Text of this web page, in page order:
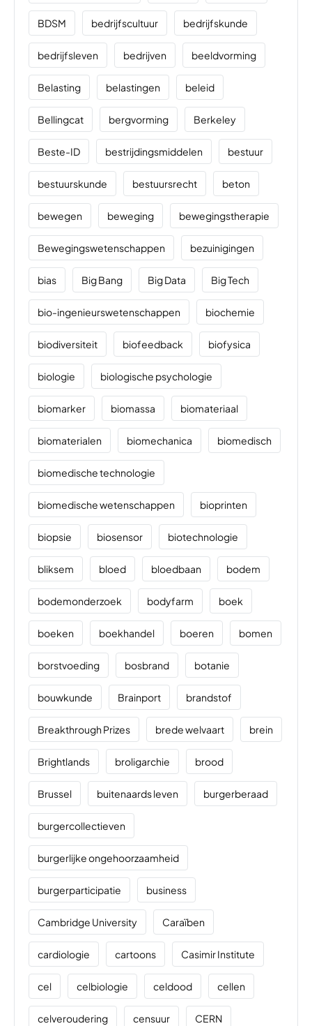
BDSM bedrijfscultuur bedrijfskunde
bedrijfsleven bedrijven beeldvorming
Belasting belastingen beleid
Bellingcat bergvorming Berkeley
Beste-ID bestrijdingsmiddelen bestuur
bestuurskunde bestuursrecht beton
bewegen beweging bewegingstherapie
Bewegingswetenschappen bezuinigingen
bias Big Bang Big Data Big Tech
bio-ingenieurswetenschappen biochemie
biodiversiteit biofeedback biofysica
biologie biologische psychologie
biomarker biomassa biomateriaal
biomaterialen biomechanica biomedisch
biomedische technologie
biomedische wetenschappen bioprinten
biopsie biosensor biotechnologie
bliksem bloed bloedbaan bodem
bodemonderzoek bodyfarm boek
boeken boekhandel boeren bomen
borstvoeding bosbrand botanie
bouwkunde Brainport brandstof
Breakthrough Prizes brede welvaart brein
Brightlands broligarchie brood
Brussel buitenaards leven burgerberaad
burgercollectieven
burgerlijke ongehoorzaamheid
burgerparticipatie business
Cambridge University Caraïben
cardiologie cartoons Casimir Institute
cel celbiologie celdood cellen
celveroudering censuur CERN